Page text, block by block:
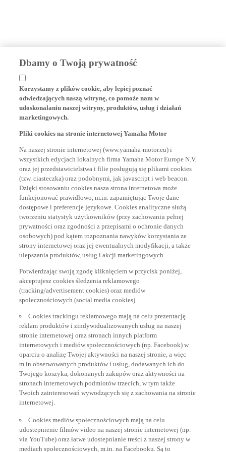
Dbamy o Twoją prywatność
Korzystamy z plików cookie, aby lepiej poznać
odwiedzających naszą witrynę, co pomoże nam w
udoskonalaniu naszej witryny, produktów, usług i działań
marketingowych.
Pliki cookies na stronie internetowej Yamaha Motor
Na naszej stronie internetowej (www.yamaha-motor.eu) i
wszystkich edycjach lokalnych firma Yamaha Motor Europe N.V.
oraz jej przedstawicielstwa i filie posługują się plikami cookies
(tzw. ciasteczka) oraz podobnymi, jak javascript i web beacon.
Dzięki stosowaniu cookies nasza strona internetowa może
funkcjonować prawidłowo, m.in. zapamiętując Twoje dane
dostępowe i preferencje językowe. Cookies analityczne służą
tworzeniu statystyk użytkowników (przy zachowaniu pełnej
prywatności oraz zgodności z przepisami o ochronie danych
osobowych) pod kątem rozpoznania nawyków korzystania ze
strony internetowej oraz jej ewentualnych modyfikacji, a także
ulepszania produktów, usług i akcji marketingowych.
Potwierdzając swoją zgodę kliknięciem w przycisk poniżej,
akceptujesz cookies śledzenia reklamowego
(tracking/advertisement cookies) oraz mediów
społecznościowych (social media cookies).
Cookies trackingu reklamowego mają na celu prezentację
reklam produktów i zindywidualizowanych usług na naszej
stronie internetowej oraz stronach innych platform
internetowych i mediów społecznościowych (np. Facebook) w
oparciu o analizę Twojej aktywności na naszej stronie, a więc
m.in obserwowanych produktów i usług, dodawanych ich do
Twojego koszyka, dokonanych zakupów oraz aktywności na
stronach internetowych podmiotów trzecich, w tym także
Twoich zainteresowań wywodzących się z zachowania na stronie
internetowej.
Cookies mediów społecznościowych mają na celu
udostepnienie filmów video na naszej stronie internetowej (np.
via YouTube) oraz łatwe udostepnianie treści z naszej strony w
mediach społecznościowych, m.in. na Facebooku. Są to